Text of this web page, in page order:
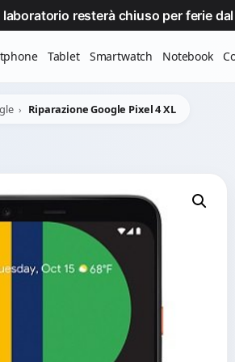
laboratorio resterà chiuso per ferie
Tablet Smartwatch Notebook
Riparazione Google Pixel 4 XL